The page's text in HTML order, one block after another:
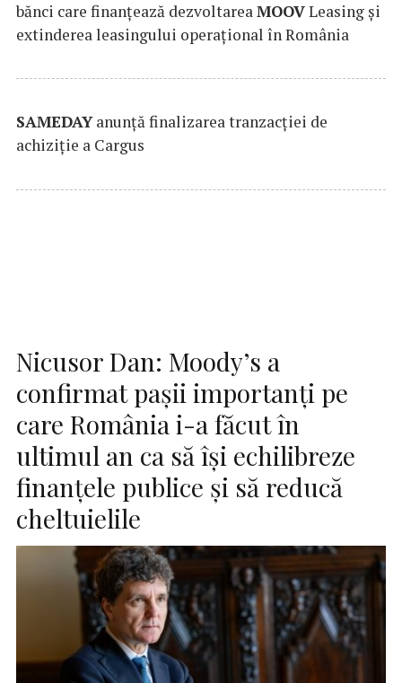
bănci care finanțează dezvoltareaMOOVLeasing și
extinderea leasingului operațional în România
SAMEDAYanunță finalizarea tranzacției de
achiziție a Cargus
Nicusor Dan: Moody’s a
confirmat pașii importanți pe
care România i-a făcut în
ultimul an ca să își echilibreze
finanțele publice și să reducă
cheltuielile